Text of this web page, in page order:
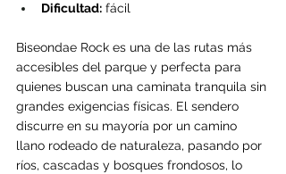
Dificultad: fácil
Biseondae Rock es una de las rutas más
accesibles del parque y perfecta para
quienes buscan una caminata tranquila sin
grandes exigencias físicas. El sendero
discurre en su mayoría por un camino
llano rodeado de naturaleza, pasando por
ríos, cascadas y bosques frondosos, lo